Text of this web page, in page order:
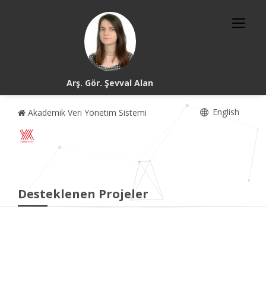
Arş. Gör. Şevval Alan
Akademik Veri Yönetim Sistemi English
Desteklenen Projeler